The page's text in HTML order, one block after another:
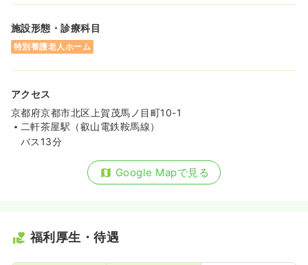
施設形態・診療科目
特別養護老人ホーム
アクセス
京都府京都市北区上賀茂馬ノ目町10-1
二軒茶屋駅（叡山電鉄鞍馬線）
バス13分
Google Mapで見る
福利厚生・待遇